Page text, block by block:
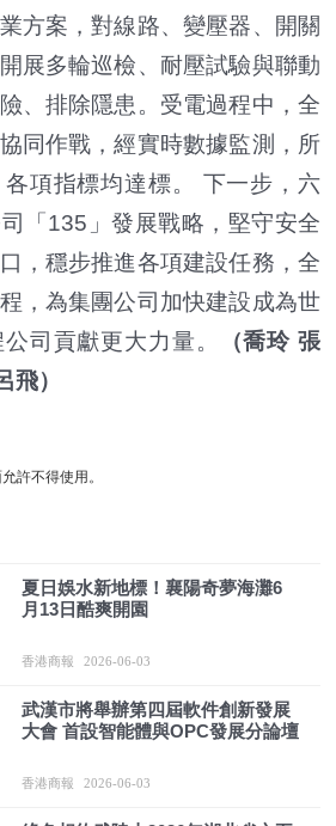
方案，對線路、變壓器、開關
展多輪巡檢、耐壓試驗與聯動
、排除隱患。受電過程中，全
同作戰，經實時數據監測，所
項指標均達標。 下一步，六
「135」發展戰略，堅守安全
，穩步推進各項建設任務，全
，為集團公司加快建設成為世
司貢獻更大力量。
（喬玲 張
飛）
許不得使用。
夏日娛水新地標！襄陽奇夢海灘6
月13日酷爽開園
香港商報 2026-06-03
武漢市將舉辦第四屆軟件創新發展
大會 首設智能體與OPC發展分論壇
香港商報 2026-06-03